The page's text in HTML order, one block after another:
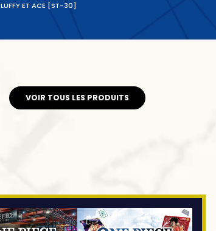
LUFFY ET ACE [ST-30]
VOIR TOUS LES PRODUITS